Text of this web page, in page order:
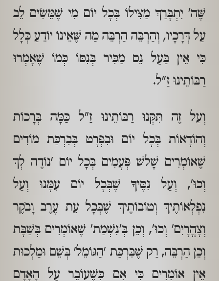
שֶּׁה' יִתְבָּרַךְ מַצִּילוֹ בְּכָל יוֹם מִי שֶׁמֵּשִׂים לֵב
עַל דְּרָכָיו, וְהַרְבֵּה הַרְבֵּה מַה שֶּׁאֵינוֹ יוֹדֵעַ כְּלָל
כִּי אֵין בַּעַל נֵס מַכִּיר בְּנִסּוֹ כְּמוֹ שֶׁאָמְרוּ
רַבּוֹתֵינוּ זַ"ל.
וְעַל זֶה תִּקְּנוּ רַבּוֹתֵינוּ זַ"ל כַּמָּה בְּרָכוֹת
וְהוֹדָאוֹת בְּכָל יוֹם וּבִפְרָט בְּבִרְכַּת מוֹדִים
שֶׁאוֹמְרִים שָׁלשׁ פְּעָמִים בְּכָל יוֹם 'נוֹדֶה לְךָ
וְכוּ', וְעַל נִסֶּיךָ שֶׁבְּכָל יוֹם עִמָּנוּ וְעַל
נִפְלְאוֹתֶיךָ וְטוֹבוֹתֶיךָ שֶׁבְּכָל עֵת עֶרֶב וָבֹקֶר
וְצָהֳרָיִם' וְכוּ', וְכֵן בְּ'נִשְׁמַת' שֶׁאוֹמְרִים בְּשַׁבָּת
וְכֵן הַרְבֵּה, רַק שֶׁבִּרְכַּת 'הַגּוֹמֵל' בְּשֵׁם וּמַלְכוּת
אֵין אוֹמְרִים כִּי אִם כְּשֶׁעוֹבֵר עַל הָאָדָם